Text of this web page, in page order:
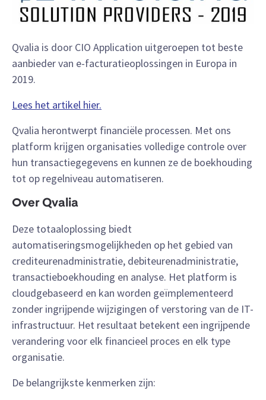
Qvalia is door CIO Application uitgeroepen tot beste
aanbieder van e-facturatieoplossingen in Europa in
2019.
Lees het artikel hier.
Qvalia herontwerpt financiële processen. Met ons
platform krijgen organisaties volledige controle over
hun transactiegegevens en kunnen ze de boekhouding
tot op regelniveau automatiseren.
Over Qvalia
Deze totaaloplossing biedt
automatiseringsmogelijkheden op het gebied van
crediteurenadministratie, debiteurenadministratie,
transactieboekhouding en analyse. Het platform is
cloudgebaseerd en kan worden geïmplementeerd
zonder ingrijpende wijzigingen of verstoring van de IT-
infrastructuur. Het resultaat betekent een ingrijpende
verandering voor elk financieel proces en elk type
organisatie.
De belangrijkste kenmerken zijn: